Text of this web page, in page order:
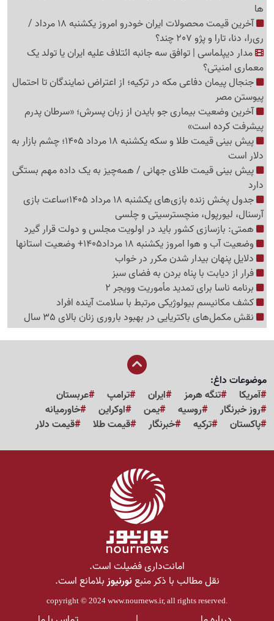
ها
آخرین قیمت محصولات ایران خودرو امروز یکشنبه 18 مرداد /
ری‌را، دنا، تارا و پژو 207 چند؟
مدار دیپلماسی | توافق سه جانبه ائتلاف علیه ایران یا تولد یک
معماری امنیتی؟
جنجال پیمان دفاعی مکه در ترکیه؛ از اعتراض نمایندگان تا احتمال
پیوستن مصر
آخرین وضعیت بیماری جو بایدن از زبان پسرش؛ «سرطان پدرم
پیشرفت کرده است»
پیش بینی قیمت طلا و سکه یکشنبه 18 مرداد 1405؛ چشم بازار به
دلار است
پیش بینی قیمت طلای جهانی / همه‌چیز به یک داده مهم بستگی
دارد
جدول پخش زنده بازی‌های یکشنبه 18 مرداد 1405؛ساعت بازی
آرسنال، لیورپول، منچسترسیتی و چلسی
همتی: بازسازی کشور باید در اولویت مجلس و دولت قرار گیرد
وضعیت آب و هوا امروز یکشنبه 18 مرداد1405+ وضعیت استانها
دلایل پنهان بیدار شدن مکرر در خواب
فرار از دیابت با پناه بردن به فضای سبز
برنامه ناسا برای تمدید مأموریت وویجر 2
کشف مکانیسم بیولوژیکی مرتبط با سلامت آینده افراد
نقش مکمل‌های باکتریایی در بهبود باروری زنان بالای 35 سال
موضوعات داغ:
آمریکا
تنگه هرمز ایران ترامپ
عربستان
روز خبرنگار
روسیه یمن اوکراین
خاورمیانه
پاکستان
ترکیه خبرنگار قیمت طلا قیمت دلار
امانت‌داری فضیلت است.
نقل مطالب با ذکر منبعنورنیوزبلامانع است.
copyright © 2024 www.nournews.ir, all rights reserved.